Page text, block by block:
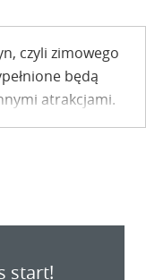
czyli zimowego
będą
atrakcjami.
start!